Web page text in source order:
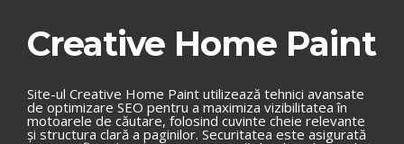
Creative Home Paint
Site-ul Creative Home Paint utilizează tehnici avansate
de optimizare SEO pentru a maximiza vizibilitatea în
motoarele de căutare, folosind cuvinte cheie relevante
și structura clară a paginilor. Securitatea este asigurată